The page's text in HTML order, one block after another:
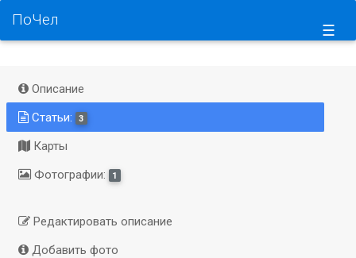
☰
ПоЧел
Описание
Статьи:
3
Карты
Фотографии:
1
Редактировать описание
Добавить фото